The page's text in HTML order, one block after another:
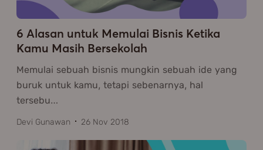
6 Alasan untuk Memulai Bisnis Ketika
Kamu Masih Bersekolah
Memulai sebuah bisnis mungkin sebuah ide yang
buruk untuk kamu, tetapi sebenarnya, hal
tersebu…
Devi Gunawan 26 Nov 2018